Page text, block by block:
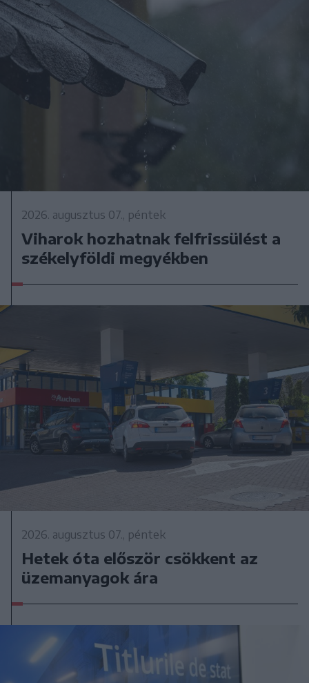
2026. augusztus 07., péntek
Viharok hozhatnak felfrissülést a
székelyföldi megyékben
2026. augusztus 07., péntek
Hetek óta először csökkent az
üzemanyagok ára